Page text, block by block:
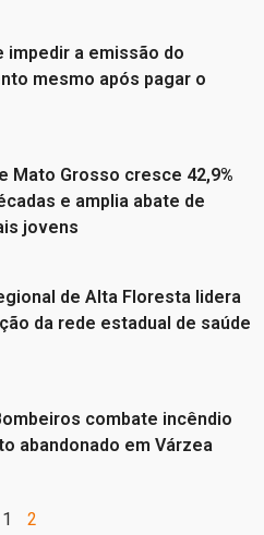
impedir a emissão do
mesmo após pagar o
Mato Grosso cresce 42,9%
e amplia abate de
jovens
de Alta Floresta lidera
da rede estadual de saúde
combate incêndio
abandonado em Várzea
1 2